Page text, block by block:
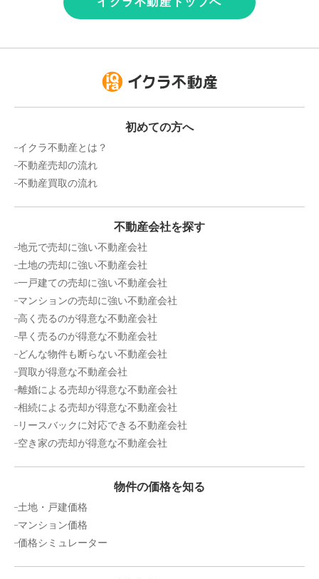
初めての方へ
イクラ不動産とは？
不動産売却の流れ
不動産買取の流れ
不動産会社を探す
地元で売却に強い不動産会社
土地の売却に強い不動産会社
一戸建ての売却に強い不動産会社
マンションの売却に強い不動産会社
高く売るのが得意な不動産会社
早く売るのが得意な不動産会社
どんな物件も断らない不動産会社
買取が得意な不動産会社
離婚による売却が得意な不動産会社
相続による売却が得意な不動産会社
リースバックに対応できる不動産会社
空き家の売却が得意な不動産会社
物件の価格を知る
土地・戸建価格
マンション価格
価格シミュレーター